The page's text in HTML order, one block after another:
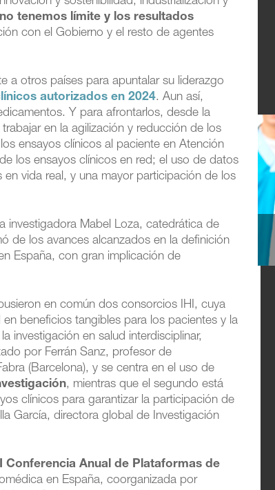
no tenemos límite y los resultados
con el Gobierno y el resto de agentes
a otros países para apuntalar su liderazgo
autorizados en 2024. Aun así,
Y para afrontarlos, desde la
en la agilización y reducción de los
ensayos clínicos al paciente en Atención
los ensayos clínicos en red; el uso de datos
vida real, y una mayor participación de los
investigadora Mabel Loza, catedrática de
de los avances alcanzados en la definición
España, con gran implicación de
en común dos consorcios IHI, cuya
beneficios tangibles para los pacientes y la
investigación en salud interdisciplinar,
por Ferrán Sanz, profesor de
(Barcelona), y se centra en el uso de
, mientras que el segundo está
clínicos para garantizar la participación de
García, directora global de Investigación
Conferencia Anual de Plataformas de
en España, coorganizada por